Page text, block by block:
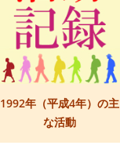
1992年（平成4年）の主
な活動